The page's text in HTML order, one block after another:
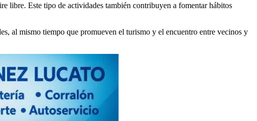
libre. Este tipo de actividades también contribuyen a fomentar hábitos
al mismo tiempo que promueven el turismo y el encuentro entre vecinos y